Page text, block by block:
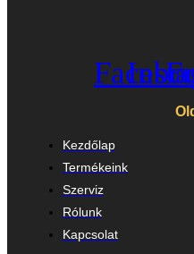
Kezdőlap
Termékeink
Szerviz
Rólunk
Kapcsolat